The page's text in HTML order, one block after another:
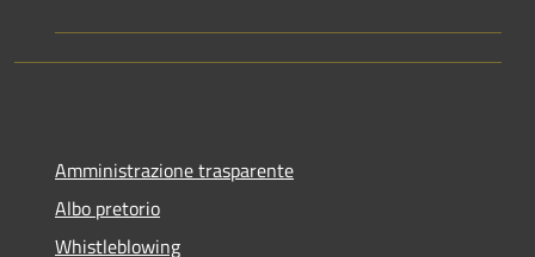
Amministrazione trasparente
Albo pretorio
Whistleblowing